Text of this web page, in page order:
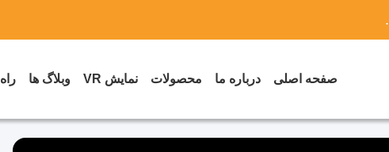
صفحه اصلی درباره ما محصولات نمایش VR وبلاگ ها